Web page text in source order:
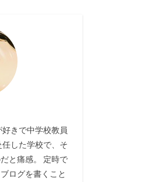
きで中学校教員
した学校で、そ
と痛感。 定時で
ログを書くこと